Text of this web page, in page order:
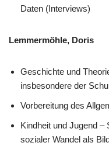
Daten
Lemmermöhle, Doris
Geschichte und
insbesondere der
Vorbereitung des
Kindheit und Jugend –
sozialer Wandel als